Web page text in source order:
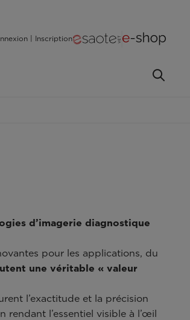
| Inscription
d’imagerie diagnostique
pour les applications, du
une véritable « valeur
l’exactitude et la précision
rendant l’essentiel visible à l’œil